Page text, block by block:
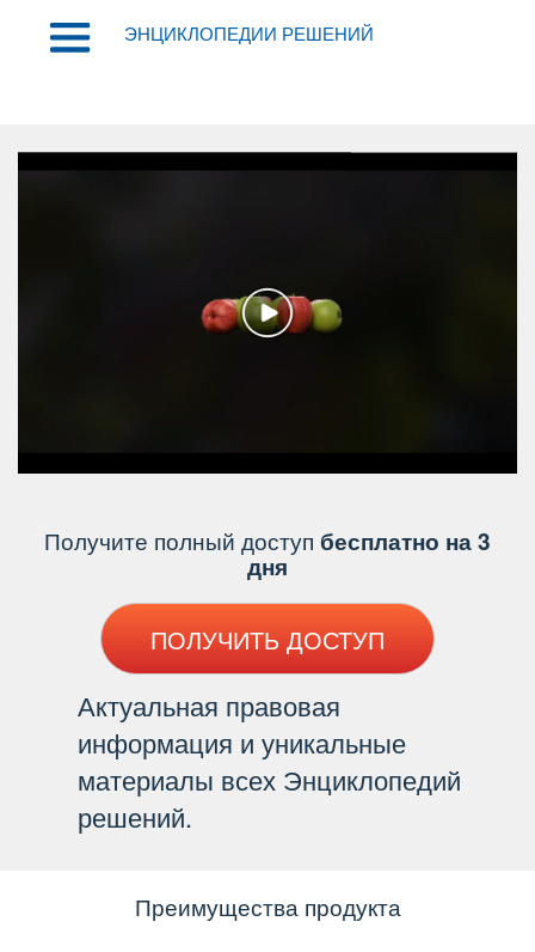
ЭНЦИКЛОПЕДИИ РЕШЕНИЙ
Получите полный доступ есплатно на 3
дня
ПОЛУЧИТЬ ДОСТУП
Актуальная правовая
информация и уникальные
материалы всех Энциклопедий
решений.
Преимущества продукта